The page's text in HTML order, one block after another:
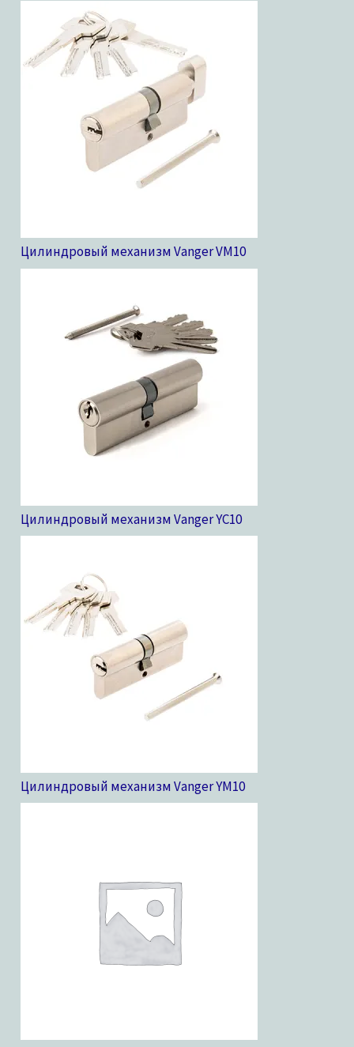
Цилиндровый механизм Vanger VM10
Цилиндровый механизм Vanger YC10
Цилиндровый механизм Vanger YM10